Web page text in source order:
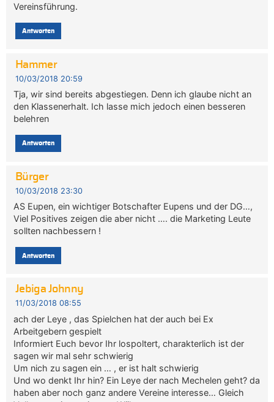
Vereinsführung.
Antworten
Hammer
10/03/2018 20:59
Tja, wir sind bereits abgestiegen. Denn ich glaube nicht an
den Klassenerhalt. Ich lasse mich jedoch einen besseren
belehren
Antworten
Bürger
10/03/2018 23:30
AS Eupen, ein wichtiger Botschafter Eupens und der DG…,
Viel Positives zeigen die aber nicht …. die Marketing Leute
sollten nachbessern !
Antworten
Jebiga Johnny
11/03/2018 08:55
ach der Leye , das Spielchen hat der auch bei Ex
Arbeitgebern gespielt
Informiert Euch bevor Ihr lospoltert, charakterlich ist der
sagen wir mal sehr schwierig
Um nich zu sagen ein … , er ist halt schwierig
Und wo denkt Ihr hin? Ein Leye der nach Mechelen geht? da
haben aber noch ganz andere Vereine interesse… Gleich